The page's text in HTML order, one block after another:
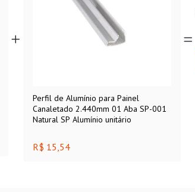
Perfil de Alumínio para Painel
Canaletado 2.440mm 01 Aba SP-001
Natural SP Alumínio unitário
R$ 15,54